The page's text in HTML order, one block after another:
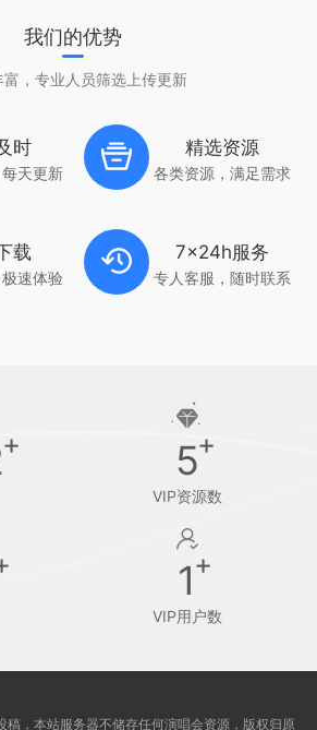
我们的优势
富，专业人员筛选上传更新
时
天更新
精选资源
各类资源，满足需求
载
速体验
7x24h服务
专人客服，随时联系
5
VIP资源数
1
VIP用户数
稿，本站服务器不储存任何演唱会资源，版权归原